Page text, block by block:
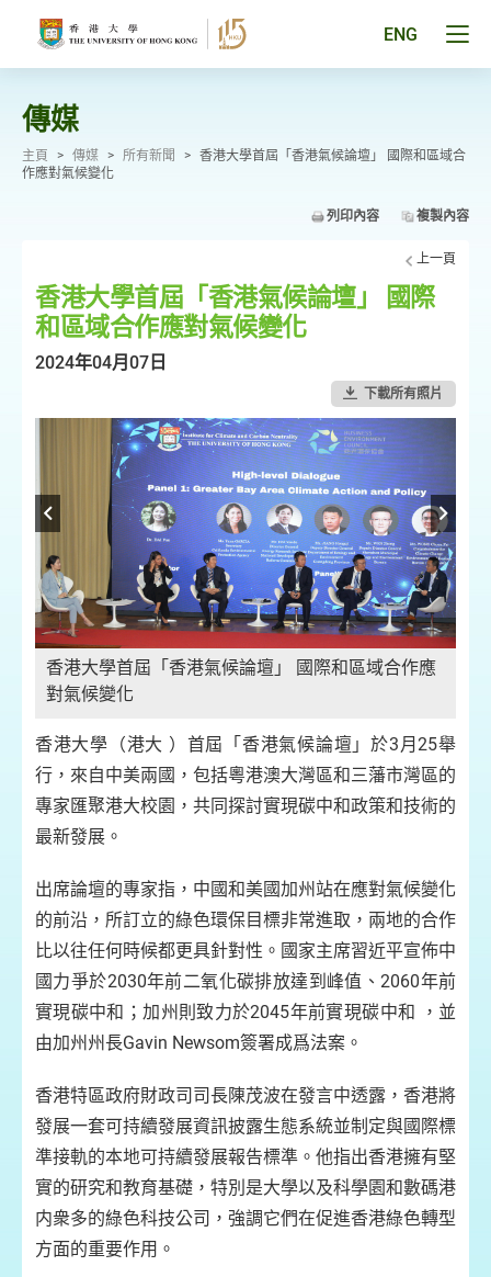
ENG
傳媒
主頁 > 傳媒 > 所有新聞 > 香港大學首屆「香港氣候論壇」 國際和區域合
作應對氣候變化
列印內容 複製內容
上一頁
香港大學首屆「香港氣候論壇」 國際
和區域合作應對氣候變化
2024年04月07日
下載所有照片
香港大學首屆「香港氣候論壇」 國際和區域合作應
對氣候變化
香港大學（港大 ）首屆「香港氣候論壇」於3月25舉
行，來自中美兩國，包括粵港澳大灣區和三藩市灣區的
專家匯聚港大校園，共同探討實現碳中和政策和技術的
最新發展。
出席論壇的專家指，中國和美國加州站在應對氣候變化
的前沿，所訂立的綠色環保目標非常進取，兩地的合作
比以往任何時候都更具針對性。國家主席習近平宣佈中
國力爭於2030年前二氧化碳排放達到峰值、2060年前
實現碳中和；加州則致力於2045年前實現碳中和 ，並
由加州州長Gavin Newsom簽署成爲法案。
香港特區政府財政司司長陳茂波在發言中透露，香港將
發展一套可持續發展資訊披露生態系統並制定與國際標
準接軌的本地可持續發展報告標準。他指出香港擁有堅
實的研究和教育基礎，特別是大學以及科學園和數碼港
内衆多的綠色科技公司，強調它們在促進香港綠色轉型
方面的重要作用。